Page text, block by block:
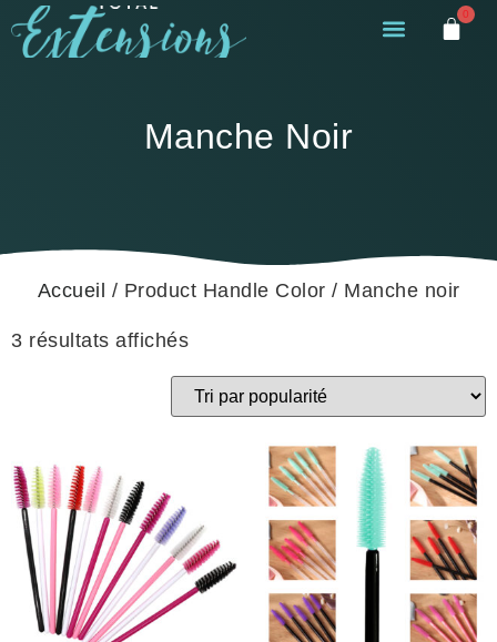
0
Manche Noir
Accueil / Product Handle Color / Manche noir
3 résultats affichés